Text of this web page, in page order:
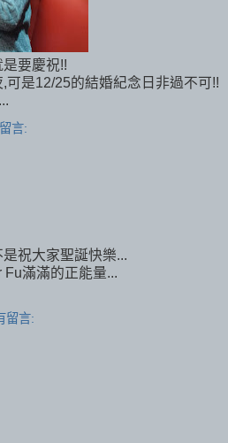
要慶祝!!
可是12/25的結婚紀念日非過不可!!
言:
祝大家聖誕快樂...
滿滿的正能量...
留言: